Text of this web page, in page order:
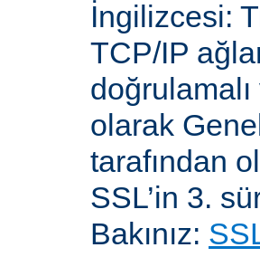
İngilizcesi:
TCP/IP
doğrulamalı
olarak
tarafından
SSL’in 3.
Bakınız: